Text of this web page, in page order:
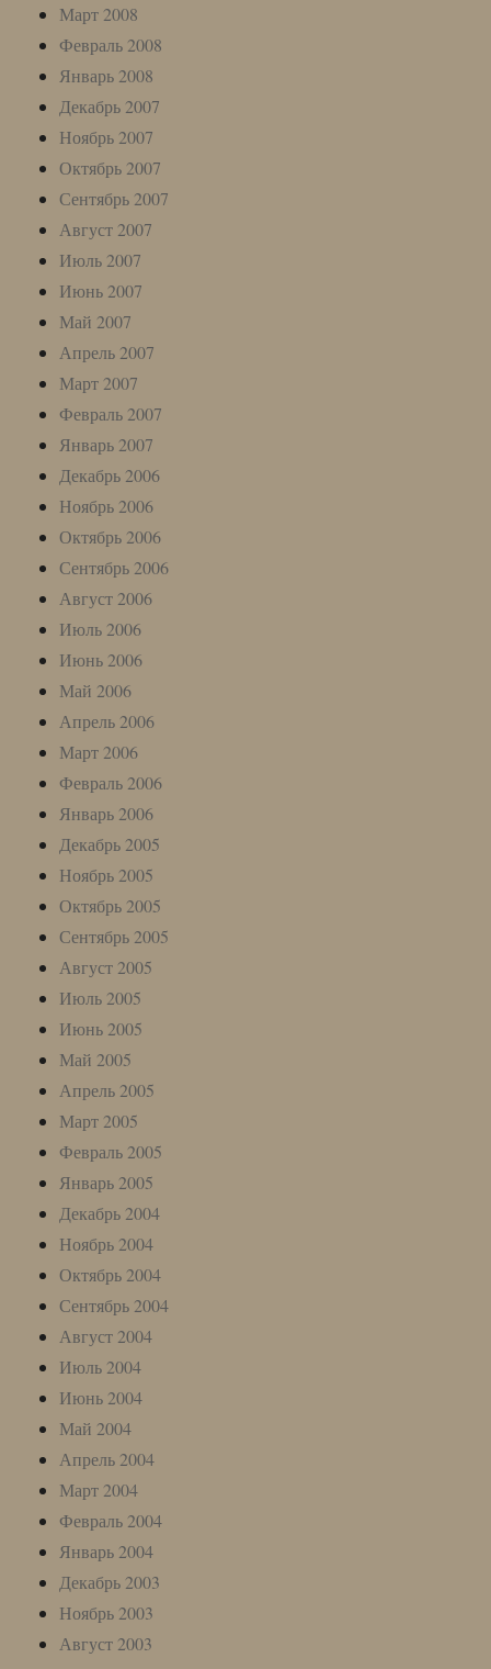
Март 2008
Февраль 2008
Январь 2008
Декабрь 2007
Ноябрь 2007
Октябрь 2007
Сентябрь 2007
Август 2007
Июль 2007
Июнь 2007
Май 2007
Апрель 2007
Март 2007
Февраль 2007
Январь 2007
Декабрь 2006
Ноябрь 2006
Октябрь 2006
Сентябрь 2006
Август 2006
Июль 2006
Июнь 2006
Май 2006
Апрель 2006
Март 2006
Февраль 2006
Январь 2006
Декабрь 2005
Ноябрь 2005
Октябрь 2005
Сентябрь 2005
Август 2005
Июль 2005
Июнь 2005
Май 2005
Апрель 2005
Март 2005
Февраль 2005
Январь 2005
Декабрь 2004
Ноябрь 2004
Октябрь 2004
Сентябрь 2004
Август 2004
Июль 2004
Июнь 2004
Май 2004
Апрель 2004
Март 2004
Февраль 2004
Январь 2004
Декабрь 2003
Ноябрь 2003
Август 2003